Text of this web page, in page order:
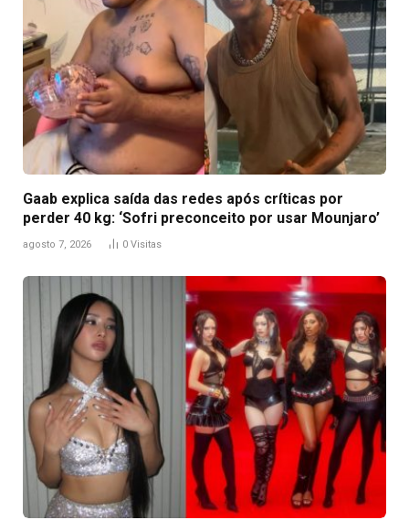
Gaab explica saída das redes após críticas por
perder 40 kg: ‘Sofri preconceito por usar Mounjaro’
agosto 7, 2026 0 Visitas